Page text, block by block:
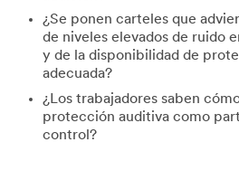
¿Se ponen carteles que
de niveles elevados de ruido
y de la disponibilidad de
adecuada?
¿Los trabajadores saben
protección auditiva como
control?